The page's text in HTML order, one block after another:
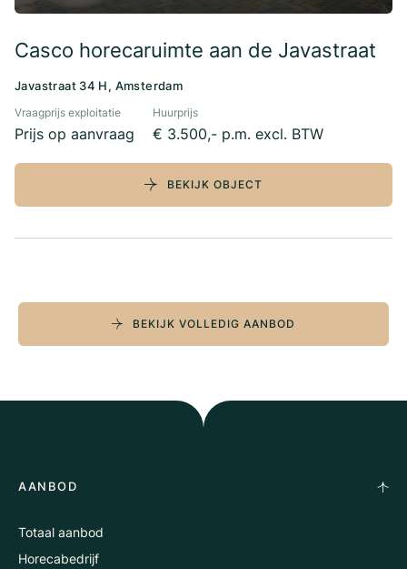
Casco horecaruimte aan de Javastraat
Javastraat 34 H, Amsterdam
Vraagprijs exploitatie
Prijs op aanvraag
Huurprijs
€ 3.500,- p.m. excl. BTW
BEKIJK OBJECT
BEKIJK VOLLEDIG AANBOD
AANBOD
Totaal aanbod
Horecabedrijf